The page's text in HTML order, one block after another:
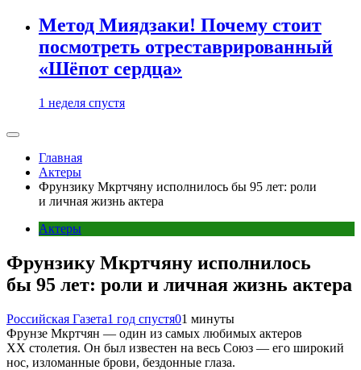
Метод Миядзаки! Почему стоит
посмотреть отреставрированный
«Шёпот сердца»
1 неделя спустя
Главная
Актеры
Фрунзику Мкртчяну исполнилось бы 95 лет: роли
и личная жизнь актера
Актеры
Фрунзику Мкртчяну исполнилось
бы 95 лет: роли и личная жизнь актера
Российская Газета1 год спустя01 минуты
Фрунзе Мкртчян — один из самых любимых актеров
XX столетия. Он был известен на весь Союз — его широкий
нос, изломанные брови, бездонные глаза.